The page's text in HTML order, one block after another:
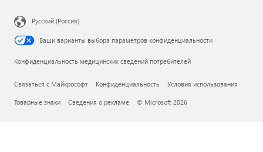
Русский (Россия)
Ваши варианты выбора параметров конфиденциальности
Конфиденциальность медицинских сведений потребителей
Связаться с Майкрософт Конфиденциальность Условия использования
Товарные знаки Сведения о рекламе © Microsoft 2026